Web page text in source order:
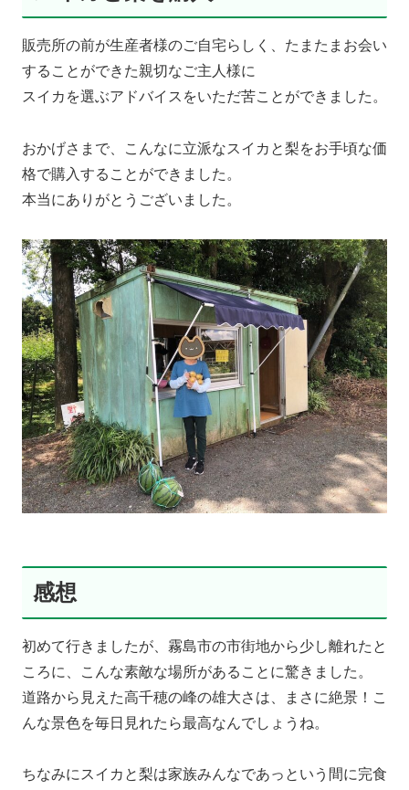
販売所の前が生産者様のご自宅らしく、たまたまお会い
することができた親切なご主人様に
スイカを選ぶアドバイスをいただ苦ことができました。
おかげさまで、こんなに立派なスイカと梨をお手頃な価
格で購入することができました。
本当にありがとうございました。
感想
初めて行きましたが、霧島市の市街地から少し離れたと
ころに、こんな素敵な場所があることに驚きました。
道路から見えた高千穂の峰の雄大さは、まさに絶景！こ
んな景色を毎日見れたら最高なんでしょうね。
ちなみにスイカと梨は家族みんなであっという間に完食